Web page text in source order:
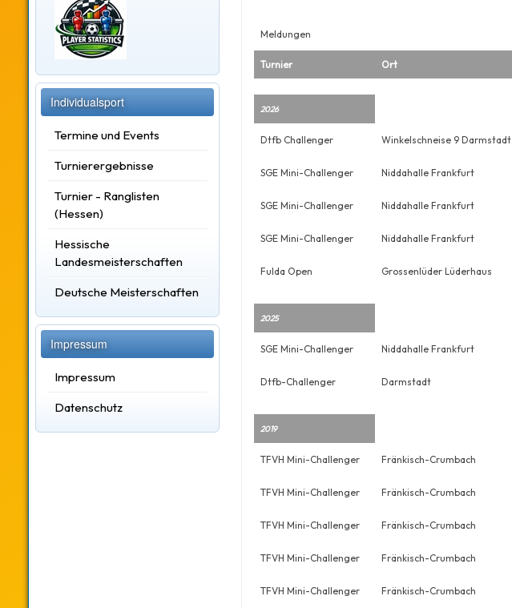
Individualsport
Termine und Events
Turnierergebnisse
Turnier - Ranglisten
(Hessen)
Hessische
Landesmeisterschaften
Deutsche Meisterschaften
Impressum
Impressum
Datenschutz
Meldungen
Turnier Ort
2026
Dtfb Challenger Winkelschneise 9 Darmstadt
SGE Mini-Challenger Niddahalle Frankfurt
SGE Mini-Challenger Niddahalle Frankfurt
SGE Mini-Challenger Niddahalle Frankfurt
Fulda Open Grossenlüder Lüderhaus
2025
SGE Mini-Challenger Niddahalle Frankfurt
Dtfb-Challenger Darmstadt
2019
TFVH Mini-Challenger Fränkisch-Crumbach
TFVH Mini-Challenger Fränkisch-Crumbach
TFVH Mini-Challenger Fränkisch-Crumbach
TFVH Mini-Challenger Fränkisch-Crumbach
TFVH Mini-Challenger Fränkisch-Crumbach